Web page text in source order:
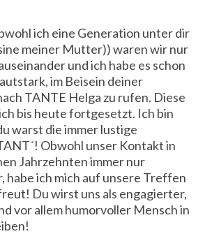
ich eine Generation unter dir
meiner Mutter)) waren wir nur
und ich habe es schon
im Beisein deiner
TANTE Helga zu rufen. Diese
bis heute fortgesetzt. Ich bin
warst die immer lustige
Obwohl unser Kontakt in
Jahrzehnten immer nur
habe ich mich auf unsere Treffen
Du wirst uns als engagierter,
vor allem humorvoller Mensch in